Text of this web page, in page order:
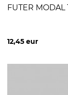
FUTER MODAL
12,45 eur